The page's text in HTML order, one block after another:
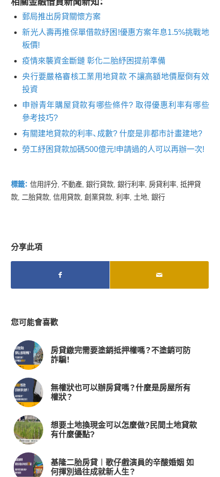
相關金融借貸新聞新知：
郵局推出房貸關懷方案
新光人壽再推保單借款紓困!優惠方案年息1.5%挑戰地
板價!
疫情來襲資金斷鏈 彰化二胎紓困提前準備
央行要嚴格審核工業用地貸款 不讓高額地價壓倒有效
投資
申辦青年購屋貸款有哪些條件? 取得優惠利率有哪些
參考技巧?
有關建地貸款的利率、成數? 什麼是非都市計畫建地?
勞工紓困貸款加碼500億元!申請過的人可以再辦一次!
標籤： 信用評分 ,不動產 ,銀行貸款 ,銀行利率 房貸利率 ,抵押貸
款
二胎貸款 ,信用貸款 ,創業貸款 ,利率 土地 ,銀行
分享此項
您可能會喜歡
房貸繳完需要塗銷抵押權嗎？不塗銷可防
詐騙！
無權狀也可以辦房貸嗎？什麼是房屋所有
權狀？
想要土地換現金可以怎麼做?民間土地貸款
有什麼優點?
基隆二胎房貸︱歌仔戲演員的辛酸婚姻 如
何揮別過往成就新人生？